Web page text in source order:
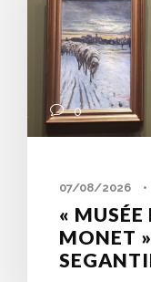
0
07/08/2026 •
«
MONET